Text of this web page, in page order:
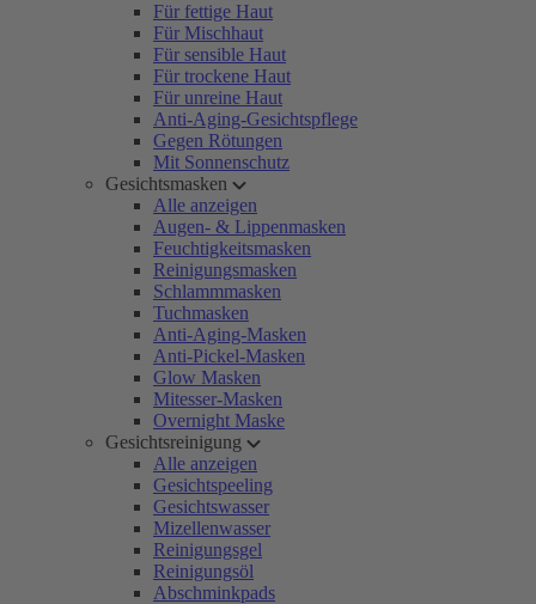
Für fettige Haut
Für Mischhaut
Für sensible Haut
Für trockene Haut
Für unreine Haut
Anti-Aging-Gesichtspflege
Gegen Rötungen
Mit Sonnenschutz
Gesichtsmasken
Alle anzeigen
Augen- & Lippenmasken
Feuchtigkeitsmasken
Reinigungsmasken
Schlammmasken
Tuchmasken
Anti-Aging-Masken
Anti-Pickel-Masken
Glow Masken
Mitesser-Masken
Overnight Maske
Gesichtsreinigung
Alle anzeigen
Gesichtspeeling
Gesichtswasser
Mizellenwasser
Reinigungsgel
Reinigungsöl
Abschminkpads